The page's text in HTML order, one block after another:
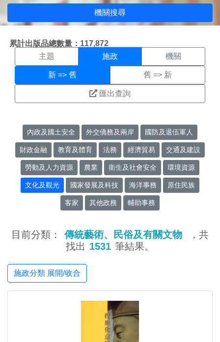
機關搜尋
累計出版品總數量：117,872
施政搜尋結果頁面
主題 施政 機關
新 => 舊 舊 => 新
匯出查詢
內政及國土安全 外交僑務及兩岸 國防及退伍軍人
財政金融 教育及體育 法務 經濟貿易 交通及建設
勞動及人力資源 農業 衛生及社會安全 環境資源
文化及觀光 國家發展及科技 海洋事務 原住民族
客家 其他政務 輔助事務
目前分類： 傳統藝術、民俗及有關文物
，共
找出 1531 筆結果。
施政分類 展開/收合